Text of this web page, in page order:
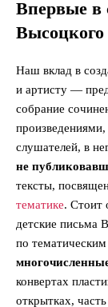
Впервые в
Высоцкого
Наш вклад в
и артисту —
собрание
слушателей, в
не
тексты,
тематике. Стоит
детские письма
по
конвертах
открытках,